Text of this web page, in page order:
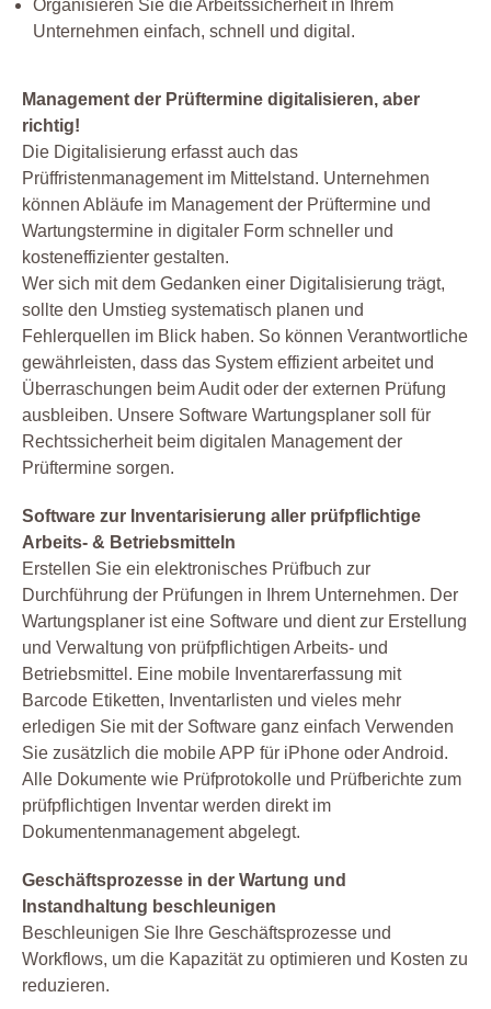
Organisieren Sie die Arbeitssicherheit in Ihrem
Unternehmen einfach, schnell und digital.
Management der Prüftermine digitalisieren, aber
richtig!
Die Digitalisierung erfasst auch das
Prüffristenmanagement im Mittelstand. Unternehmen
können Abläufe im Management der Prüftermine und
Wartungstermine in digitaler Form schneller und
kosteneffizienter gestalten.
Wer sich mit dem Gedanken einer Digitalisierung trägt,
sollte den Umstieg systematisch planen und
Fehlerquellen im Blick haben. So können Verantwortliche
gewährleisten, dass das System effizient arbeitet und
Überraschungen beim Audit oder der externen Prüfung
ausbleiben. Unsere Software Wartungsplaner soll für
Rechtssicherheit beim digitalen Management der
Prüftermine sorgen.
Software zur Inventarisierung aller prüfpflichtige
Arbeits- & Betriebsmitteln
Erstellen Sie ein elektronisches Prüfbuch zur
Durchführung der Prüfungen in Ihrem Unternehmen. Der
Wartungsplaner ist eine Software und dient zur Erstellung
und Verwaltung von prüfpflichtigen Arbeits- und
Betriebsmittel. Eine mobile Inventarerfassung mit
Barcode Etiketten, Inventarlisten und vieles mehr
erledigen Sie mit der Software ganz einfach Verwenden
Sie zusätzlich die mobile APP für iPhone oder Android.
Alle Dokumente wie Prüfprotokolle und Prüfberichte zum
prüfpflichtigen Inventar werden direkt im
Dokumentenmanagement abgelegt.
Geschäftsprozesse in der Wartung und
Instandhaltung beschleunigen
Beschleunigen Sie Ihre Geschäftsprozesse und
Workflows, um die Kapazität zu optimieren und Kosten zu
reduzieren.